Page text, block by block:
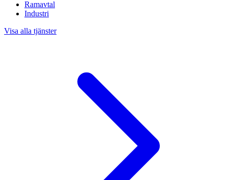
Ramavtal
Industri
Visa alla tjänster